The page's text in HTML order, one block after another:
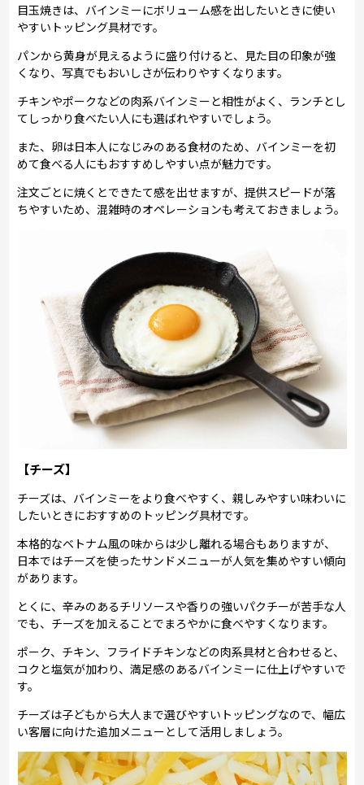
目玉焼きは、バインミーにボリューム感を出したいときに使い
やすいトッピング具材です。
パンから黄身が見えるように盛り付けると、見た目の印象が強
くなり、写真でもおいしさが伝わりやすくなります。
チキンやポークなどの肉系バインミーと相性がよく、ランチとし
てしっかり食べたい人にも選ばれやすいでしょう。
また、卵は日本人になじみのある食材のため、バインミーを初
めて食べる人にもおすすめしやすい点が魅力です。
注文ごとに焼くとできたて感を出せますが、提供スピードが落
ちやすいため、混雑時のオペレーションも考えておきましょう。
【チーズ】
チーズは、バインミーをより食べやすく、親しみやすい味わいに
したいときにおすすめのトッピング具材です。
本格的なベトナム風の味からは少し離れる場合もありますが、
日本ではチーズを使ったサンドメニューが人気を集めやすい傾向
があります。
とくに、辛みのあるチリソースや香りの強いパクチーが苦手な人
でも、チーズを加えることでまろやかに食べやすくなります。
ポーク、チキン、フライドチキンなどの肉系具材と合わせると、
コクと塩気が加わり、満足感のあるバインミーに仕上げやすいで
す。
チーズは子どもから大人まで選びやすいトッピングなので、幅広
い客層に向けた追加メニューとして活用しましょう。